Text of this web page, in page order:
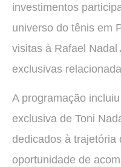
investimentos
universo do tênis em
visitas à Rafael
exclusivas
A programação
exclusiva de Toni
dedicados à trajetória
oportunidade de